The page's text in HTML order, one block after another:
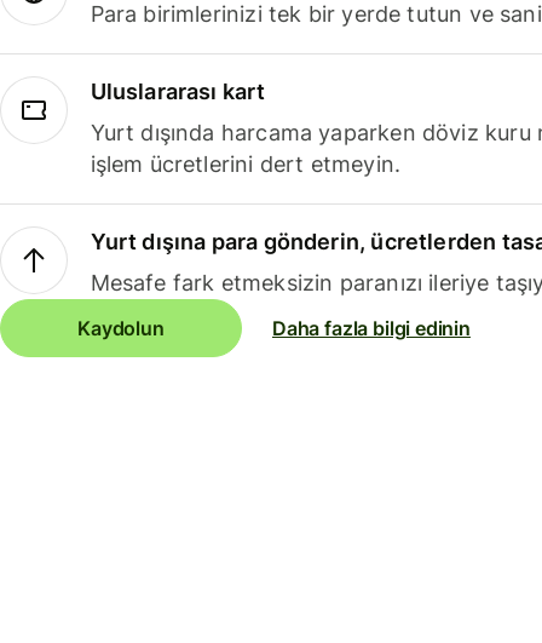
Para birimlerinizi tek bir yerde tutun ve
Uluslararası kart
Yurt dışında harcama yaparken döviz kuru
işlem ücretlerini dert etmeyin.
Yurt dışına para gönderin, ücretlerden
Mesafe fark etmeksizin paranızı ileriye
Kaydolun Daha fazla bilgi edinin